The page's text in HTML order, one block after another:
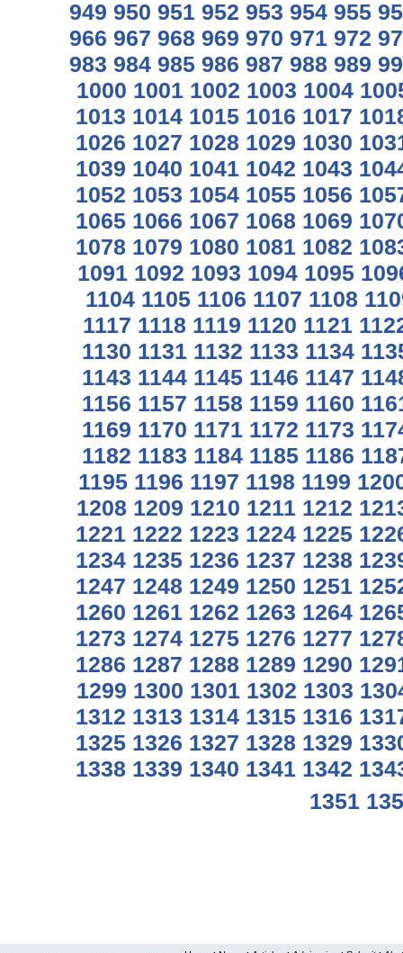
949 950 951 952 953 954 955
966 967 968 969 970 971 972
983 984 985 986 987 988 989
1000 1001 1002 1003 1004
1013 1014 1015 1016 1017
1026 1027 1028 1029 1030
1039 1040 1041 1042 1043
1052 1053 1054 1055 1056
1065 1066 1067 1068 1069
1078 1079 1080 1081 1082
1091 1092 1093 1094 1095
1104 1105 1106 1107 1108
1117 1118 1119 1120 1121
1130 1131 1132 1133 1134
1143 1144 1145 1146 1147
1156 1157 1158 1159 1160
1169 1170 1171 1172 1173
1182 1183 1184 1185 1186
1195 1196 1197 1198 1199
1208 1209 1210 1211 1212
1221 1222 1223 1224 1225
1234 1235 1236 1237 1238
1247 1248 1249 1250 1251
1260 1261 1262 1263 1264
1273 1274 1275 1276 1277
1286 1287 1288 1289 1290
1299 1300 1301 1302 1303
1312 1313 1314 1315 1316
1325 1326 1327 1328 1329
1338 1339 1340 1341 1342
1351